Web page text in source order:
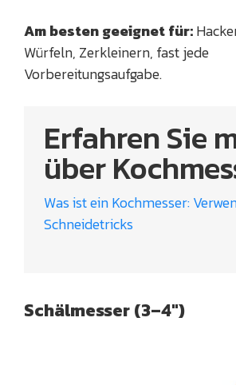
Am besten geeignet für:
Würfeln, Zerkleinern, fast jede
Vorbereitungsaufgabe.
Erfahren Sie
über
Was ist ein Kochmesser:
Schneidetricks
Schälmesser (3–4″)